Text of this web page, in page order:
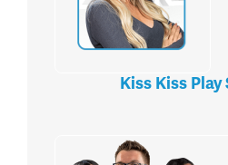
Kiss Kiss Play